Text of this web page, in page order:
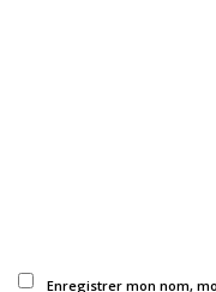
Enregistrer mon nom,